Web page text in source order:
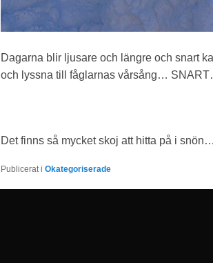
Dagarna blir ljusare och längre och snart
och lyssna till fåglarnas vårsång…
Det finns så mycket skoj att hitta på i
Publicerat i Okategoriserade